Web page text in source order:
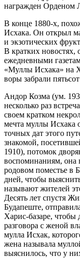
награжден Орденом
В конце 1880-х,
Исхака. Он открыл
и экзотических
В кратких новостях,
ежедневными
«Муллы Исхака» на
воры забрали
Андор Козма (ум.
несколько раз
своем кратком
мечта муллы Исхака
точных дат этого
знакомой,
1910), потомок
воспоминаниям, она
родовом поместье в
дней, чтобы
называют жителей
Десять лет спустя
Будапеште,
Харис-базаре, чтобы
разговора с женой
мулла Исхак,
жена называла
выяснилось, что у